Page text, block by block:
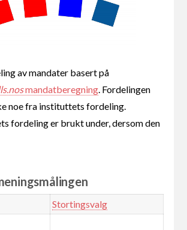
av mandater basert på
mandatberegning . Fordelingen
noe fra instituttets fordeling.
fordeling er brukt under, dersom den
Stortingsvalg